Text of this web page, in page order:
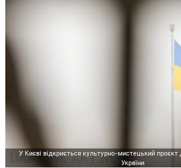
У Києві відкриється культурно-мистецький
України